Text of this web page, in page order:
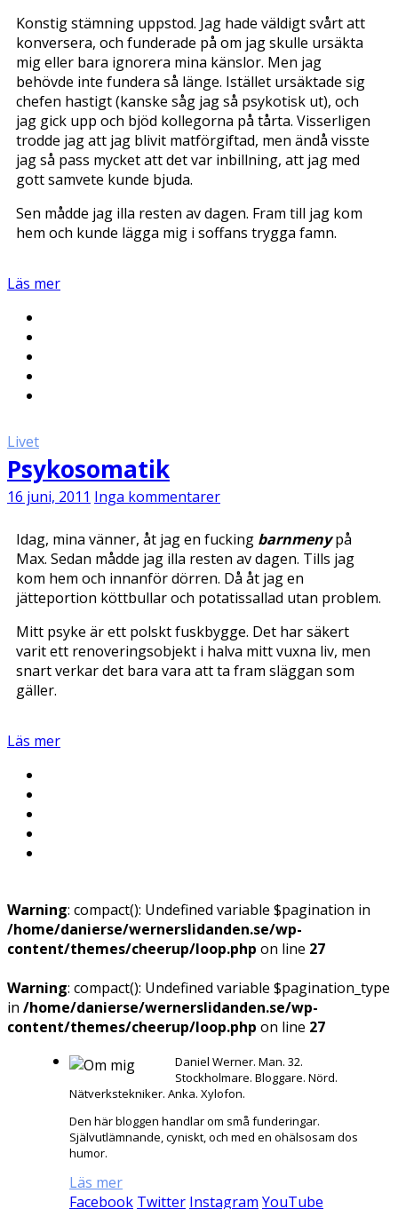
Konstig stämning uppstod. Jag hade väldigt svårt att
konversera, och funderade på om jag skulle ursäkta
mig eller bara ignorera mina känslor. Men jag
behövde inte fundera så länge. Istället ursäktade sig
chefen hastigt (kanske såg jag så psykotisk ut), och
jag gick upp och bjöd kollegorna på tårta. Visserligen
trodde jag att jag blivit matförgiftad, men ändå visste
jag så pass mycket att det var inbillning, att jag med
gott samvete kunde bjuda.
Sen mådde jag illa resten av dagen. Fram till jag kom
hem och kunde lägga mig i soffans trygga famn.
Läs mer
Livet
Psykosomatik
16 juni, 2011 Inga kommentarer
Idag, mina vänner, åt jag en fucking barnmeny på
Max. Sedan mådde jag illa resten av dagen. Tills jag
kom hem och innanför dörren. Då åt jag en
jätteportion köttbullar och potatissallad utan problem.
Mitt psyke är ett polskt fuskbygge. Det har säkert
varit ett renoveringsobjekt i halva mitt vuxna liv, men
snart verkar det bara vara att ta fram släggan som
gäller.
Läs mer
Warning: compact(): Undefined variable $pagination in
/home/danierse/wernerslidanden.se/wp-
content/themes/cheerup/loop.php on line 27
Warning: compact(): Undefined variable $pagination_type
in /home/danierse/wernerslidanden.se/wp-
content/themes/cheerup/loop.php on line 27
Daniel Werner. Man. 32.
Stockholmare. Bloggare. Nörd.
Nätverkstekniker. Anka. Xylofon.
Den här bloggen handlar om små funderingar.
Självutlämnande, cyniskt, och med en ohälsosam dos
humor.
Läs mer
Facebook Twitter Instagram YouTube